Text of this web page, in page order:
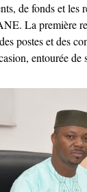
de fonds et les
La première
postes et des
entourée de